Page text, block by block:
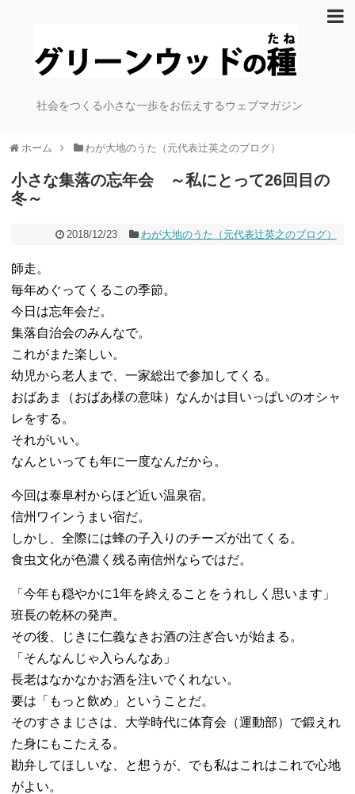
社会をつくる小さな一歩をお伝えするウェブマガジン
ホーム わが大地のうた（元代表辻英之のブログ）
小さな集落の忘年会 ～私にとって26回目の
冬～
2018/12/23 わが大地のうた（元代表辻英之のブログ）
師走。
毎年めぐってくるこの季節。
今日は忘年会だ。
集落自治会のみんなで。
これがまた楽しい。
幼児から老人まで、一家総出で参加してくる。
おばあま（おばあ様の意味）なんかは目いっぱいのオシャ
レをする。
それがいい。
なんといっても年に一度なんだから。
今回は泰阜村からほど近い温泉宿。
信州ワインうまい宿だ。
しかし、全際には蜂の子入りのチーズが出てくる。
食虫文化が色濃く残る南信州ならではだ。
「今年も穏やかに1年を終えることをうれしく思います」
班長の乾杯の発声。
その後、じきに仁義なきお酒の注ぎ合いが始まる。
「そんなんじゃ入らんなあ」
長老はなかなかお酒を注いでくれない。
要は「もっと飲め」ということだ。
そのすさまじさは、大学時代に体育会（運動部）で鍛えれ
た身にもこたえる。
勘弁してほしいな、と想うが、でも私はこれはこれで心地
がよい。